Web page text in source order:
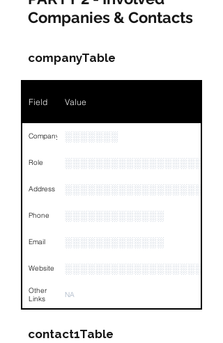
Name
Position
Phone NA
Email
Links
Companies & Contacts
companyTable
Field Value
Company ░░░░░░░
Role
Address
Phone ░░░░░░░░░░░░░
Email ░░░░░░░░░░░░░
Website ░░░░░░░░░░░░░░░░░░
Other
Links
NA
contact1Table